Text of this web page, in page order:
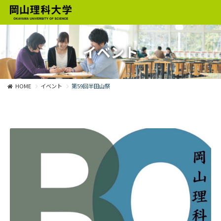
イベント
HOME イベント 第59回半田山祭